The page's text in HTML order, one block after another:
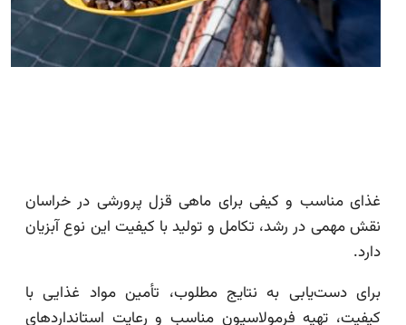
غذای مناسب و کیفی برای ماهی قزل پرورشی در خراسان
نقش مهمی در رشد، تکامل و تولید با کیفیت این نوع آبزیان
دارد.
برای دست‌یابی به نتایج مطلوب، تأمین مواد غذایی با
کیفیت، تهیه فرمولاسیون مناسب و رعایت استانداردهای